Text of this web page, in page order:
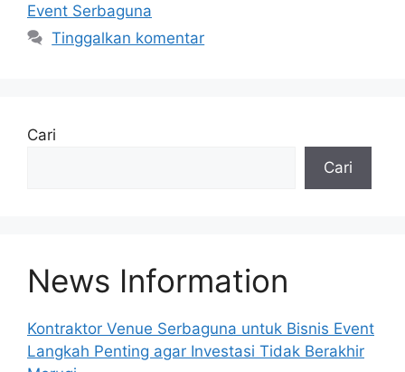
Event Serbaguna
Tinggalkan komentar
Cari
Cari
News Information
Kontraktor Venue Serbaguna untuk Bisnis Event
Langkah Penting agar Investasi Tidak Berakhir